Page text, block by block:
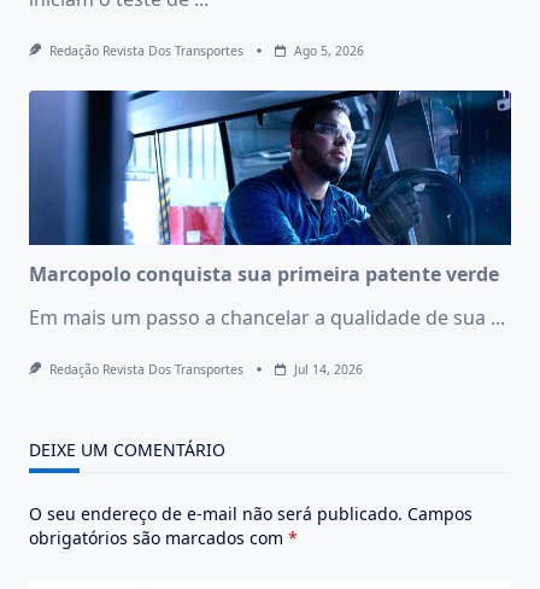
Redação Revista Dos Transportes Ago 5, 2026
Marcopolo conquista sua primeira patente verde
Em mais um passo a chancelar a qualidade de sua ...
Redação Revista Dos Transportes Jul 14, 2026
DEIXE UM COMENTÁRIO
O seu endereço de e-mail não será publicado. Campos
obrigatórios são marcados com *